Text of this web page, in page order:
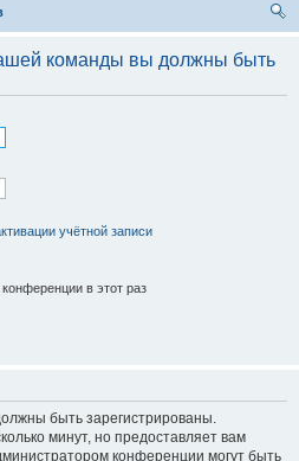
ск
команды вы должны быть
учётной записи
в этот раз
быть зарегистрированы.
минут, но предоставляет вам
конференции могут быть